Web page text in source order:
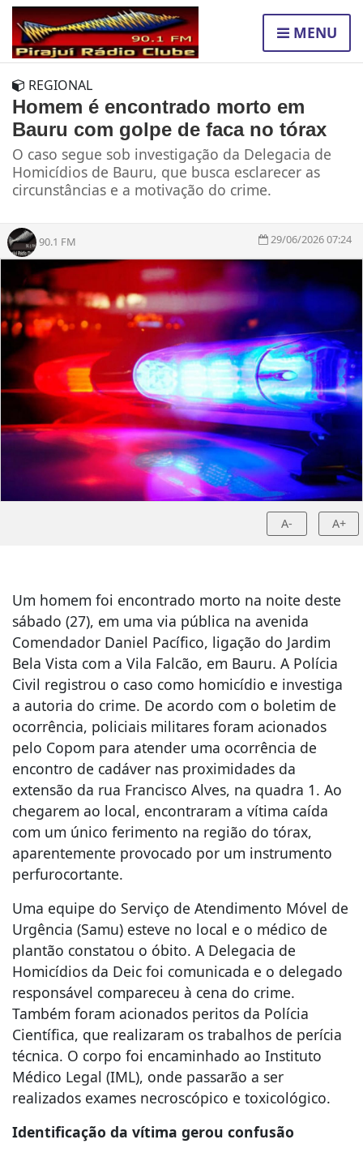
MENU
REGIONAL
Homem é encontrado morto em
Bauru com golpe de faca no tórax
O caso segue sob investigação da Delegacia de
Homicídios de Bauru, que busca esclarecer as
circunstâncias e a motivação do crime.
90.1 FM 29/06/2026 07:24
A- A+
Um homem foi encontrado morto na noite deste
sábado (27), em uma via pública na avenida
Comendador Daniel Pacífico, ligação do Jardim
Bela Vista com a Vila Falcão, em Bauru. A Polícia
Civil registrou o caso como homicídio e investiga
a autoria do crime. De acordo com o boletim de
ocorrência, policiais militares foram acionados
pelo Copom para atender uma ocorrência de
encontro de cadáver nas proximidades da
extensão da rua Francisco Alves, na quadra 1. Ao
chegarem ao local, encontraram a vítima caída
com um único ferimento na região do tórax,
aparentemente provocado por um instrumento
perfurocortante.
Uma equipe do Serviço de Atendimento Móvel de
Urgência (Samu) esteve no local e o médico de
plantão constatou o óbito. A Delegacia de
Homicídios da Deic foi comunicada e o delegado
responsável compareceu à cena do crime.
Também foram acionados peritos da Polícia
Científica, que realizaram os trabalhos de perícia
técnica. O corpo foi encaminhado ao Instituto
Médico Legal (IML), onde passarão a ser
realizados exames necroscópico e toxicológico.
Identificação da vítima gerou confusão